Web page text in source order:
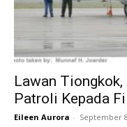
Lawan
Patroli Kepada
Eileen Aurora - September